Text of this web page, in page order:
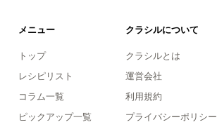
メニュー
トップ
レシピリスト
コラム一覧
ピックアップ一覧
クラシルについて
クラシルとは
運営会社
利用規約
プライバシーポリシー